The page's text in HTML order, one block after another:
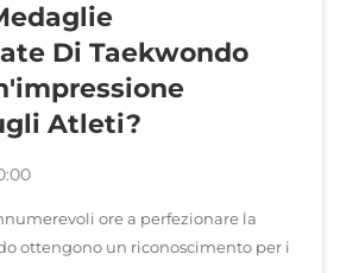
Di Taekwondo
Atleti?
ore a perfezionare la
ottengono un riconoscimento per i